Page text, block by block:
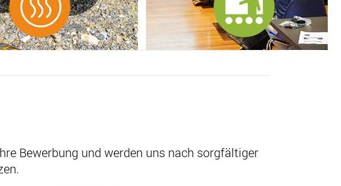
Bewerbung und werden uns nach sorgfältiger